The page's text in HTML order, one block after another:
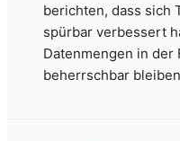
berichten, dass sich
spürbar verbessert
Datenmengen in der
beherrschbar